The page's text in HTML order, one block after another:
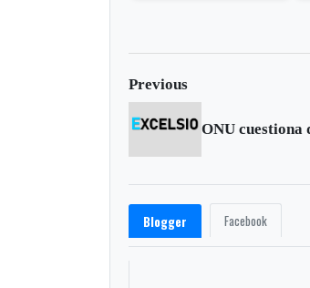
Previous
Blogger Facebook